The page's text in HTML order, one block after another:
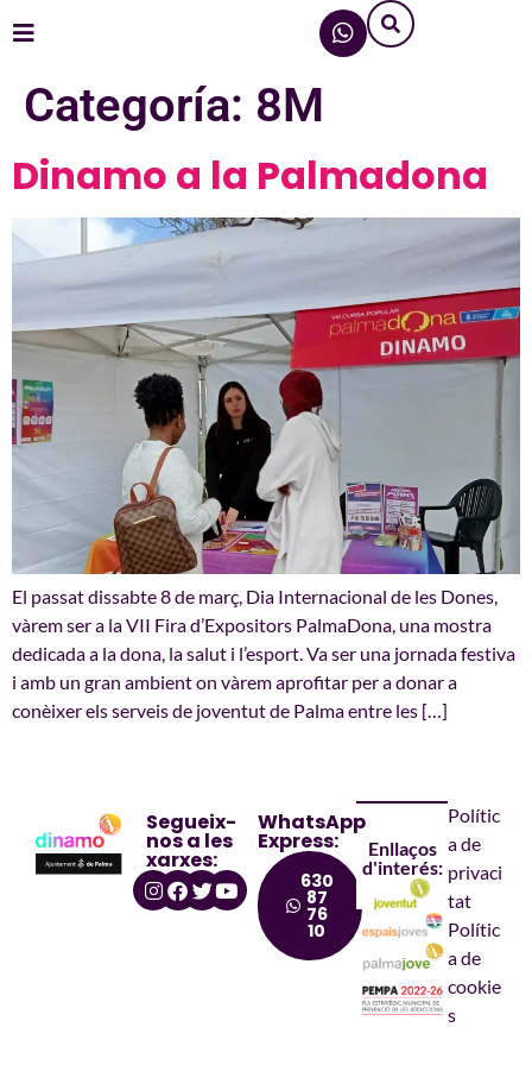
Categoría: 8M
Dinamo a la Palmadona
El passat dissabte 8 de març, Dia Internacional de les Dones,
vàrem ser a la VII Fira d’Expositors PalmaDona, una mostra
dedicada a la dona, la salut i l’esport. Va ser una jornada festiva
i amb un gran ambient on vàrem aprofitar per a donar a
conèixer els serveis de joventut de Palma entre les […]
Segueix-
nos a les
xarxes:
WhatsApp
Express:
630
87
76
10
Enllaços
d'interés:
Polític
a de
privaci
tat
Polític
a de
cookie
s